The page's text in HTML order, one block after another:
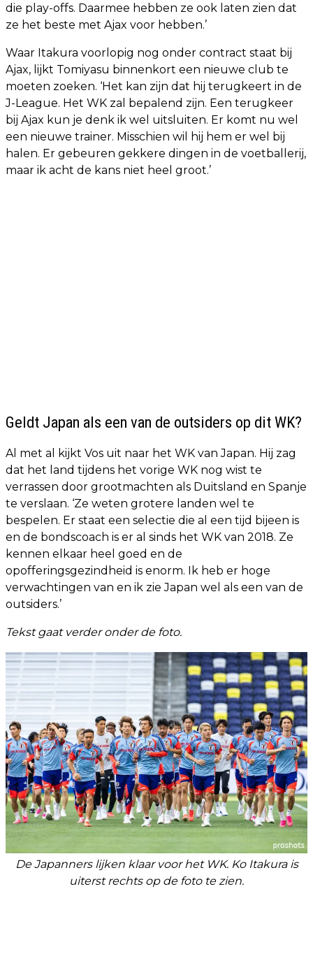
die play-offs. Daarmee hebben ze ook laten zien dat
ze het beste met Ajax voor hebben.’
Waar Itakura voorlopig nog onder contract staat bij
Ajax, lijkt Tomiyasu binnenkort een nieuwe club te
moeten zoeken. ‘Het kan zijn dat hij terugkeert in de
J-League. Het WK zal bepalend zijn. Een terugkeer
bij Ajax kun je denk ik wel uitsluiten. Er komt nu wel
een nieuwe trainer. Misschien wil hij hem er wel bij
halen. Er gebeuren gekkere dingen in de voetballerij,
maar ik acht de kans niet heel groot.’
Geldt Japan als een van de outsiders op dit WK?
Al met al kijkt Vos uit naar het WK van Japan. Hij zag
dat het land tijdens het vorige WK nog wist te
verrassen door grootmachten als Duitsland en Spanje
te verslaan. ‘Ze weten grotere landen wel te
bespelen. Er staat een selectie die al een tijd bijeen is
en de bondscoach is er al sinds het WK van 2018. Ze
kennen elkaar heel goed en de
opofferingsgezindheid is enorm. Ik heb er hoge
verwachtingen van en ik zie Japan wel als een van de
outsiders.’
Tekst gaat verder onder de foto.
De Japanners lijken klaar voor het WK. Ko Itakura is
uiterst rechts op de foto te zien.